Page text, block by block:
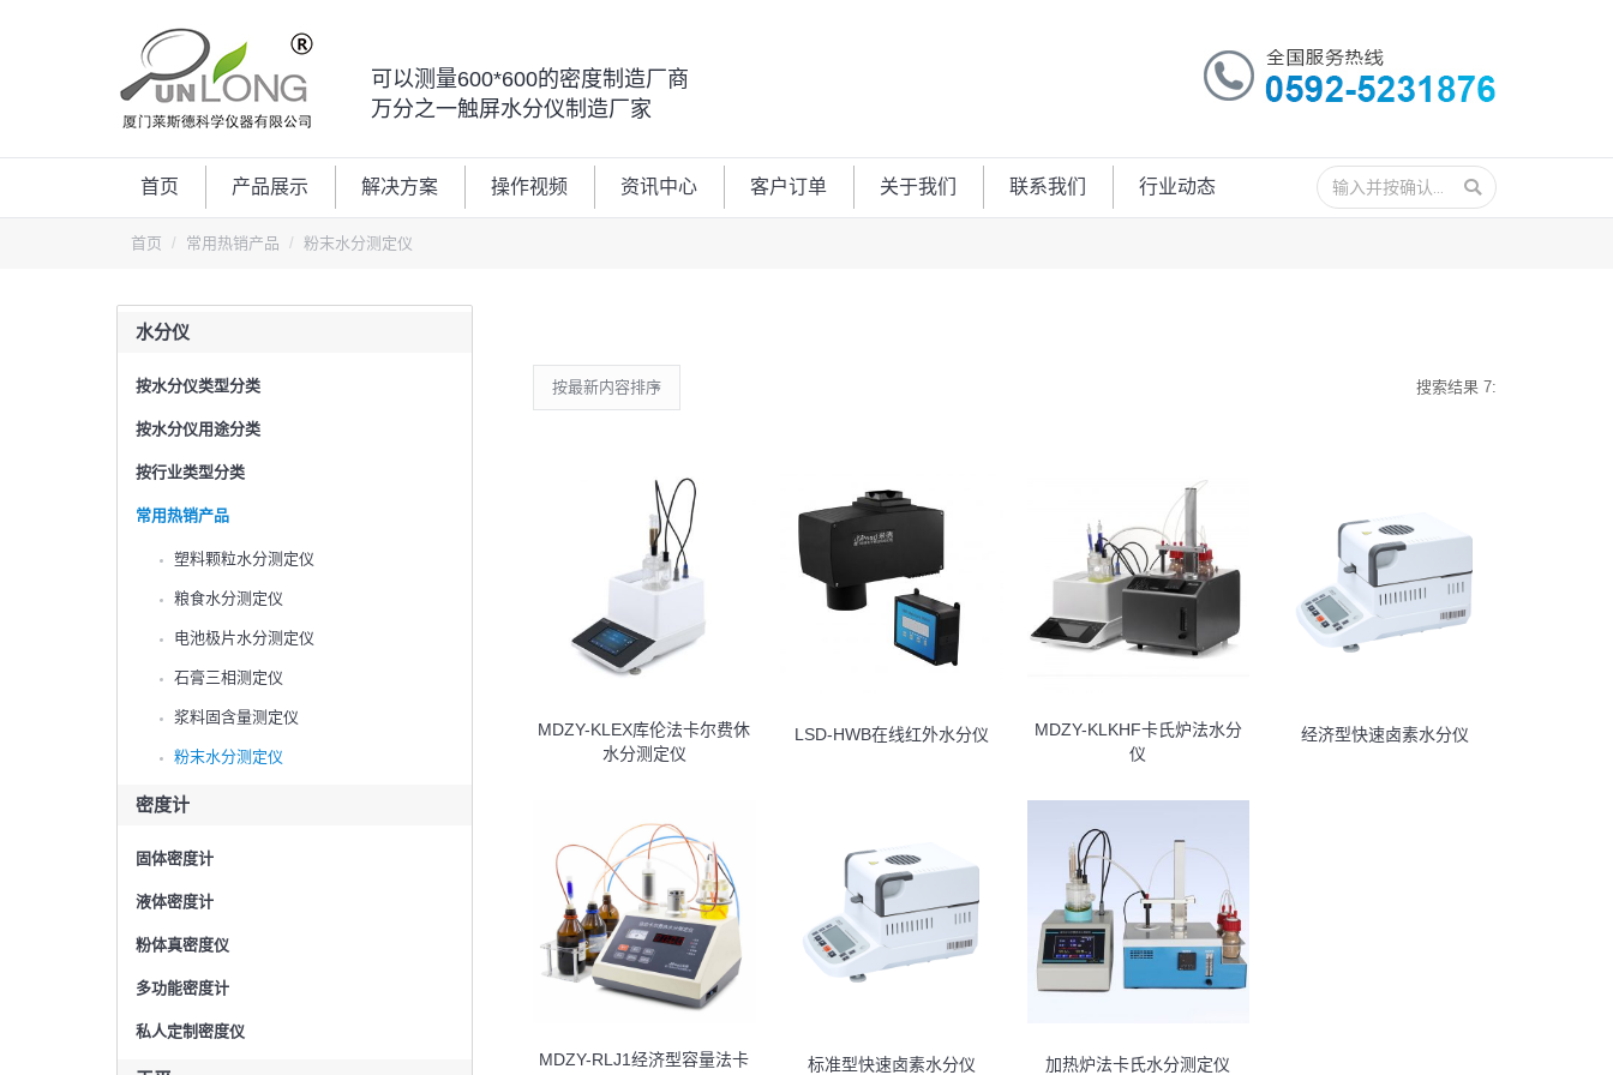
可以测量600*600的密度制造厂商
万分之一触屏水分仪制造厂家
首页 产品展示 解决方案 操作视频 资讯中心 客户订单 关于我们 联系我们 行业动态
搜
索：
首页
常用热销产品 粉末水分测定仪
搜索结果 7:
MDZY-KLEX库伦法卡尔费休
水分测定仪
LSD-HWB在线红外水分仪
MDZY-KLKHF卡氏炉法水分
仪
经济型快速卤素水分仪
MDZY-RLJ1经济型容量法卡
标准型快速卤素水分仪 加热炉法卡氏水分测定仪
水分仪
按水分仪类型分类
按水分仪用途分类
按行业类型分类
常用热销产品
塑料颗粒水分测定仪
粮食水分测定仪
电池极片水分测定仪
石膏三相测定仪
浆料固含量测定仪
粉末水分测定仪
密度计
固体密度计
液体密度计
粉体真密度仪
多功能密度计
私人定制密度仪